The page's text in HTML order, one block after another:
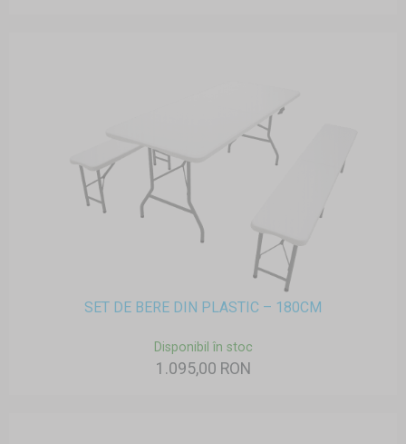
SET DE BERE DIN PLASTIC – 180CM
Disponibil în stoc
1.095,00 RON